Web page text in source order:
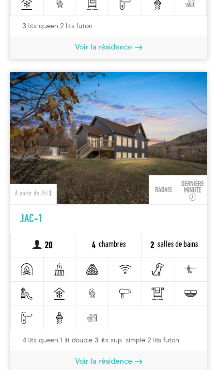
3 lits queen 2 lits futon
Voir la résidence
À partir de 256 $
JAC-1
20 4 chambres 2 salles de bains
4 lits queen 1 lit double 3 lits sup. simple 2 lits futon
Voir la résidence